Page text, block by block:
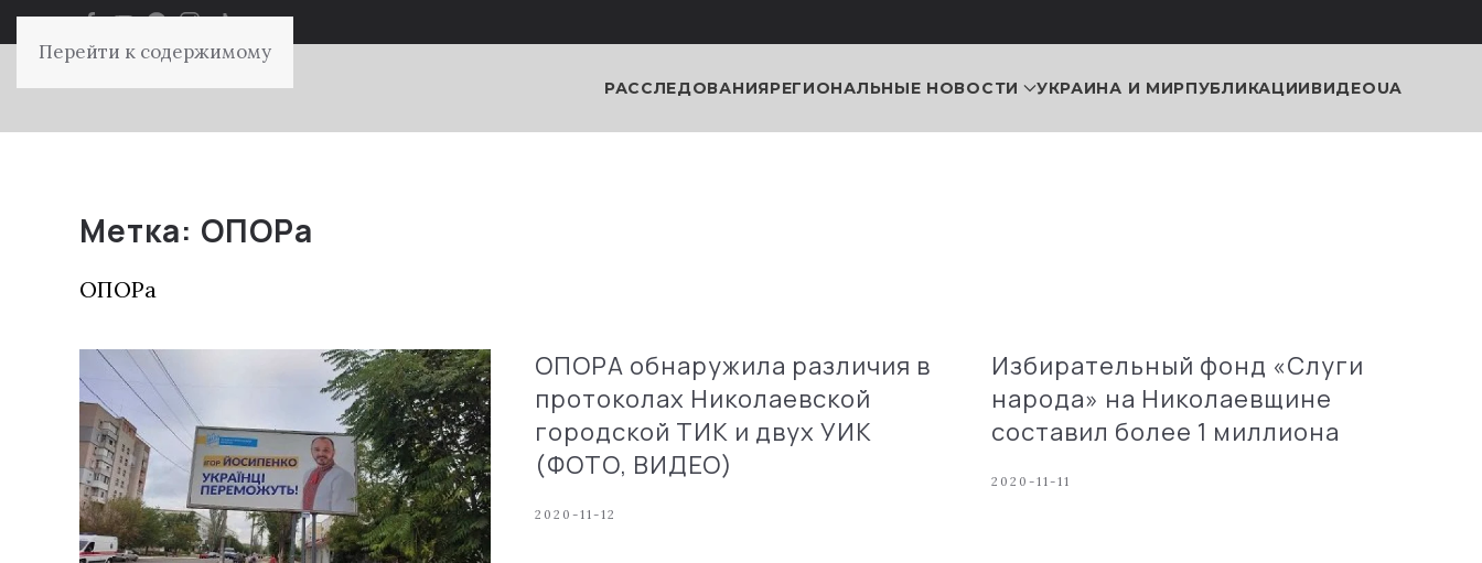
Перейти к содержимому
РАССЛЕДОВАНИЯРЕГИОНАЛЬНЫЕ НОВОСТИ УКРАИНА И МИРПУБЛИКАЦИИВИДЕОUA
Метка: ОПОРа
ОПОРа
ОПОРА обнаружила различия в
протоколах Николаевской
городской ТИК и двух УИК
(ФОТО, ВИДЕО)
2020-11-12
Избирательный фонд «Слуги
народа» на Николаевщине
составил более 1 миллиона
2020-11-11